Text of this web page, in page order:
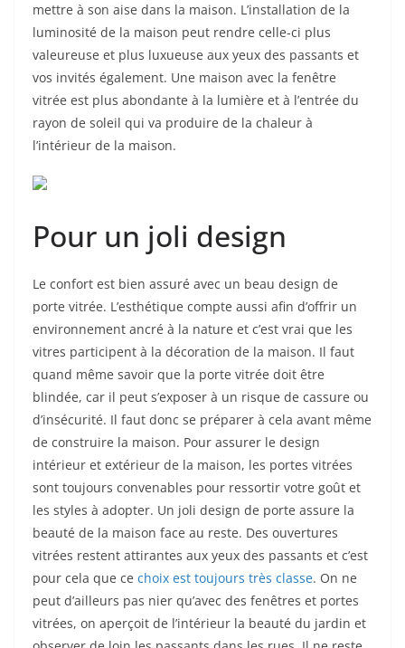
mettre à son aise dans la maison. L’installation de la
luminosité de la maison peut rendre celle-ci plus
valeureuse et plus luxueuse aux yeux des passants et
vos invités également. Une maison avec la fenêtre
vitrée est plus abondante à la lumière et à l’entrée du
rayon de soleil qui va produire de la chaleur à
l’intérieur de la maison.
Pour un joli design
Le confort est bien assuré avec un beau design de
porte vitrée. L’esthétique compte aussi afin d’offrir un
environnement ancré à la nature et c’est vrai que les
vitres participent à la décoration de la maison. Il faut
quand même savoir que la porte vitrée doit être
blindée, car il peut s’exposer à un risque de cassure ou
d’insécurité. Il faut donc se préparer à cela avant même
de construire la maison. Pour assurer le design
intérieur et extérieur de la maison, les portes vitrées
sont toujours convenables pour ressortir votre goût et
les styles à adopter. Un joli design de porte assure la
beauté de la maison face au reste. Des ouvertures
vitrées restent attirantes aux yeux des passants et c’est
pour cela que ce choix est toujours très classe. On ne
peut d’ailleurs pas nier qu’avec des fenêtres et portes
vitrées, on aperçoit de l’intérieur la beauté du jardin et